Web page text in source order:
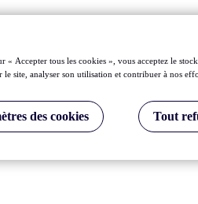
« Accepter tous les cookies », vous acceptez le
le site, analyser son utilisation et contribuer à nos
des cookies Tout